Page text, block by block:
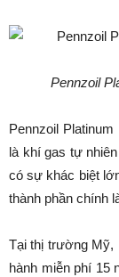
Pennzoil
Pennzoil
là khí gas tự
có sự khác biệt
thành phần chính
Tại thị trường Mỹ,
hành miễn phí 15